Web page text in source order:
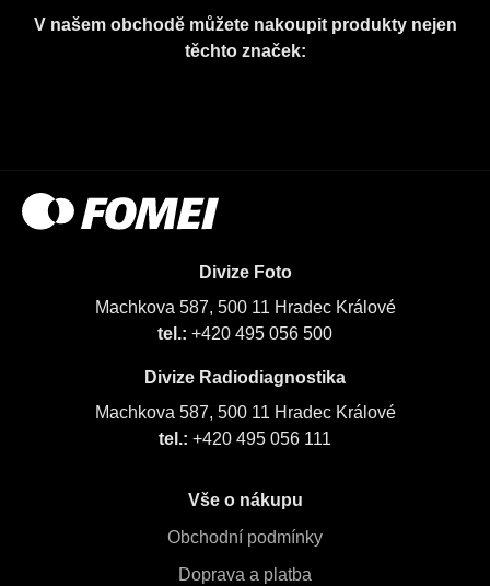
V našem obchodě můžete nakoupit produkty nejen
těchto značek:
Divize Foto
Machkova 587, 500 11 Hradec Králové
tel.: +420 495 056 500
Divize Radiodiagnostika
Machkova 587, 500 11 Hradec Králové
tel.: +420 495 056 111
Vše o nákupu
Obchodní podmínky
Doprava a platba